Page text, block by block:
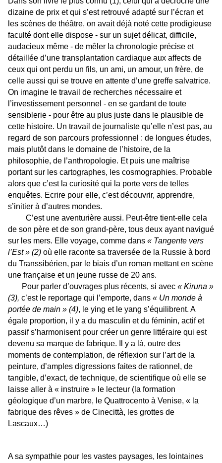
dizaine de prix et qui s’est retrouvé adapté sur l’écran et
les scènes de théâtre, on avait déjà noté cette prodigieuse
faculté dont elle dispose - sur un sujet délicat, difficile,
audacieux même - de mêler la chronologie précise et
détaillée d’une transplantation cardiaque aux affects de
ceux qui ont perdu un fils, un ami, un amour, un frère, de
celle aussi qui se trouve en attente d’une greffe salvatrice.
On imagine le travail de recherches nécessaire et
l’investissement personnel - en se gardant de toute
sensiblerie - pour être au plus juste dans le plausible de
cette histoire. Un travail de journaliste qu’elle n’est pas, au
regard de son parcours professionnel : de longues études,
mais plutôt dans le domaine de l’histoire, de la
philosophie, de l’anthropologie. Et puis une maîtrise
portant sur les cartographes, les cosmographies. Probable
alors que c’est la curiosité qui la porte vers de telles
enquêtes. Ecrire pour elle, c’est découvrir, apprendre,
s’initier à d’autres mondes.
C’est une aventurière aussi. Peut-être tient-elle cela
de son père et de son grand-père, tous deux ayant navigué
sur les mers. Elle voyage, comme dans « Tangente vers
l’Est » (2) où elle raconte sa traversée de la Russie à bord
du Transsibérien, par le biais d’un roman mettant en scène
une française et un jeune russe de 20 ans.
Pour parler d’ouvrages plus récents, si avec « Kiruna »
(3), c’est le reportage qui l’emporte, dans « Un monde à
portée de main » (4), le ying et le yang s’équilibrent. A
égale proportion, il y a du masculin et du féminin, actif et
passif s’harmonisent pour créer un genre littéraire qui est
devenu sa marque de fabrique. Il y a là, outre des
moments de contemplation, de réflexion sur l’art de la
peinture, d’amples digressions faites de rationnel, de
tangible, d’exact, de technique, de scientifique où elle se
laisse aller à « instruire » le lecteur (la formation
géologique d’un marbre, le Quattrocento à Venise, « la
fabrique des rêves » de Cinecittà, les grottes de
Lascaux…)
A sa sympathie pour les vastes paysages, les lointaines